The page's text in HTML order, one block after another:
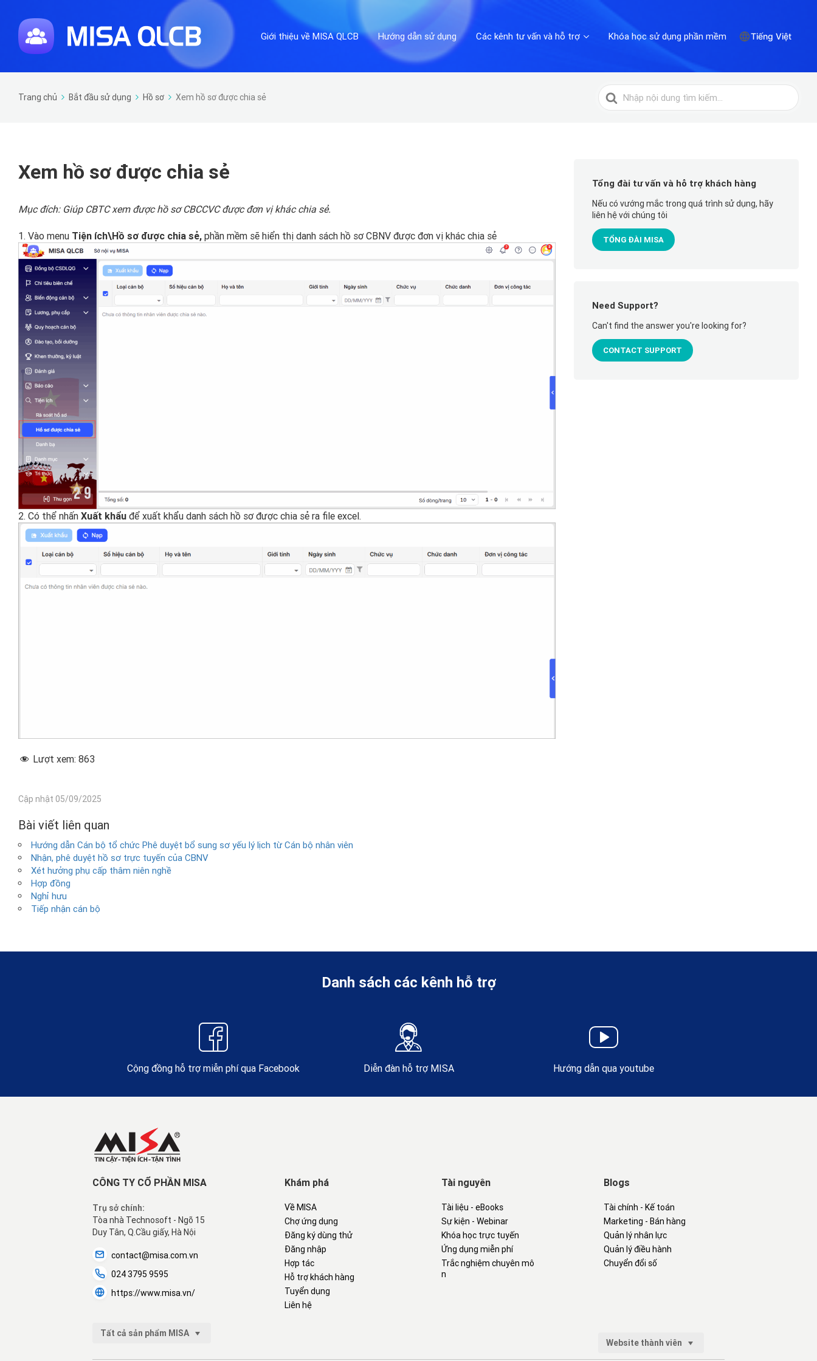
Giới thiệu về MISA QLCB Hướng dẫn sử dụng Các kênh tư vấn và hỗ trợ Khóa học sử dụng phần mềm Tiếng Việt
Trang chủ Bắt đầu sử dụng Hồ sơ Xem hồ sơ được chia sẻ
Tìm
kiếm
Xem hồ sơ được chia sẻ
Mục đích: Giúp CBTC xem được hồ sơ CBCCVC được đơn vị khác chia sẻ.
1. Vào menu Tiện ích\Hồ sơ được chia sẻ, phần mềm sẽ hiển thị danh sách hồ sơ CBNV được đơn vị khác chia sẻ
2. Có thể nhấn Xuất khẩu để xuất khẩu danh sách hồ sơ được chia sẻ ra file excel.
Lượt xem: 863
Cập nhật 05/09/2025
Bài viết liên quan
Hướng dẫn Cán bộ tổ chức Phê duyệt bổ sung sơ yếu lý lịch từ Cán bộ nhân viên
Nhận, phê duyệt hồ sơ trực tuyến của CBNV
Xét hưởng phụ cấp thâm niên nghề
Hợp đồng
Nghỉ hưu
Tiếp nhận cán bộ
Tổng đài tư vấn và hỗ trợ khách hàng
Nếu có vướng mắc trong quá trình sử dụng, hãy
liên hệ với chúng tôi
TỔNG ĐÀI MISA
Need Support?
Can't find the answer you're looking for?
CONTACT SUPPORT
Danh sách các kênh hỗ trợ
Cộng đồng hỗ trợ miễn phí qua Facebook Diễn đàn hỗ trợ MISA Hướng dẫn qua youtube
CÔNG TY CỔ PHẦN MISA
Trụ sở chính:
Tòa nhà Technosoft - Ngõ 15
Duy Tân, Q.Cầu giấy, Hà Nội
contact@misa.com.vn
024 3795 9595
https://www.misa.vn/
Tất cả sản phẩm MISA
Khám phá
Về MISA
Chợ ứng dụng
Đăng ký dùng thử
Đăng nhập
Hợp tác
Hỗ trợ khách hàng
Tuyển dụng
Liên hệ
Tài nguyên
Tài liệu - eBooks
Sự kiện - Webinar
Khóa học trực tuyến
Ứng dụng miễn phí
Trắc nghiệm chuyên mô
n
Blogs
Tài chính - Kế toán
Marketing - Bán hàng
Quản lý nhân lực
Quản lý điều hành
Chuyển đổi số
Website thành viên